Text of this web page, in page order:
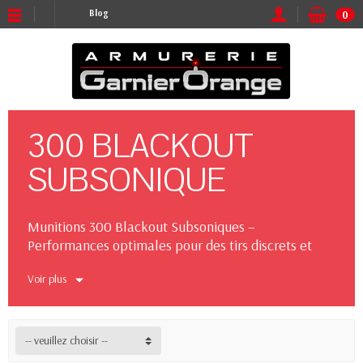
Blog 0
300 BLACKOUT
SUBSONIQUE
Munitions 300 Blackout Subsoniques –
Performances optimales pour des tirs discrets et
cherchant à combiner puissance et discrétion.
Conçues pour fonctionner en dessous de la vitesse
Voir plus
-- veuillez choisir --